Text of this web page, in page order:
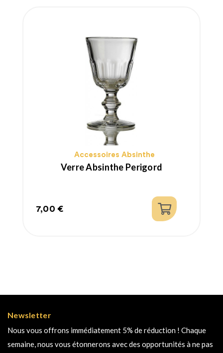
Accessoires Absinthe
Verre Absinthe Perigord
Prix
7,00 €
Newsletter
Nous vous offrons immédiatement 5% de réduction ! Chaque
semaine, nous vous étonnerons avec des opportunités à ne pas